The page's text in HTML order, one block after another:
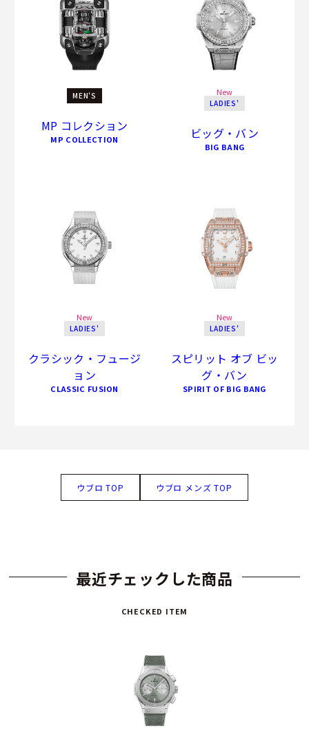
MEN'S
MP コレクション
MP COLLECTION
New
LADIES'
ビッグ・バン
BIG BANG
New
LADIES'
クラシック・フュージ
ョン
CLASSIC FUSION
New
LADIES'
スピリット オブ ビッ
グ・バン
SPIRIT OF BIG BANG
ウブロ TOP ウブロ メンズ TOP
最近チェックした商品
CHECKED ITEM